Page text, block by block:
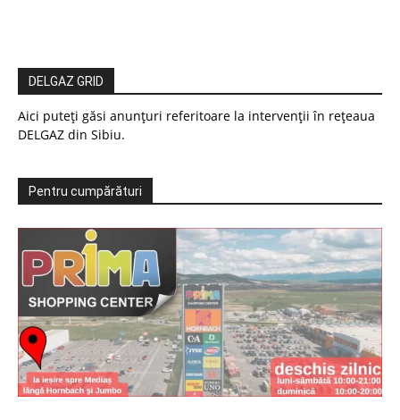
DELGAZ GRID
Aici puteți găsi anunțuri referitoare la intervenții în rețeaua
DELGAZ din Sibiu.
Pentru cumpărături